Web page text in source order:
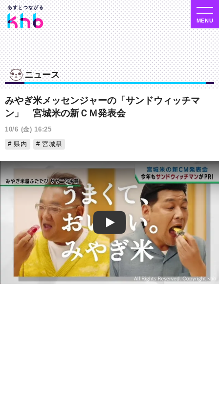
ニュース
みやぎ米メッセンジャーの「サンドウィッチマ
ン」 宮城米の新ＣＭ発表会
10/6 (金) 16:25
県内
宮城県
Play